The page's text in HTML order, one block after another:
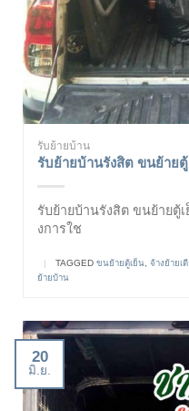
รับย้ายบ้าน
รับย้ายบ้านรังสิต ขนย้าย
รับย้ายบ้านรังสิต ขนย้ายตู้
งการใช
| TAGGED ขนย้ายตู้เย็น จ้างย้ายเ
ย้ายบ้าน
20
มิ.ย.